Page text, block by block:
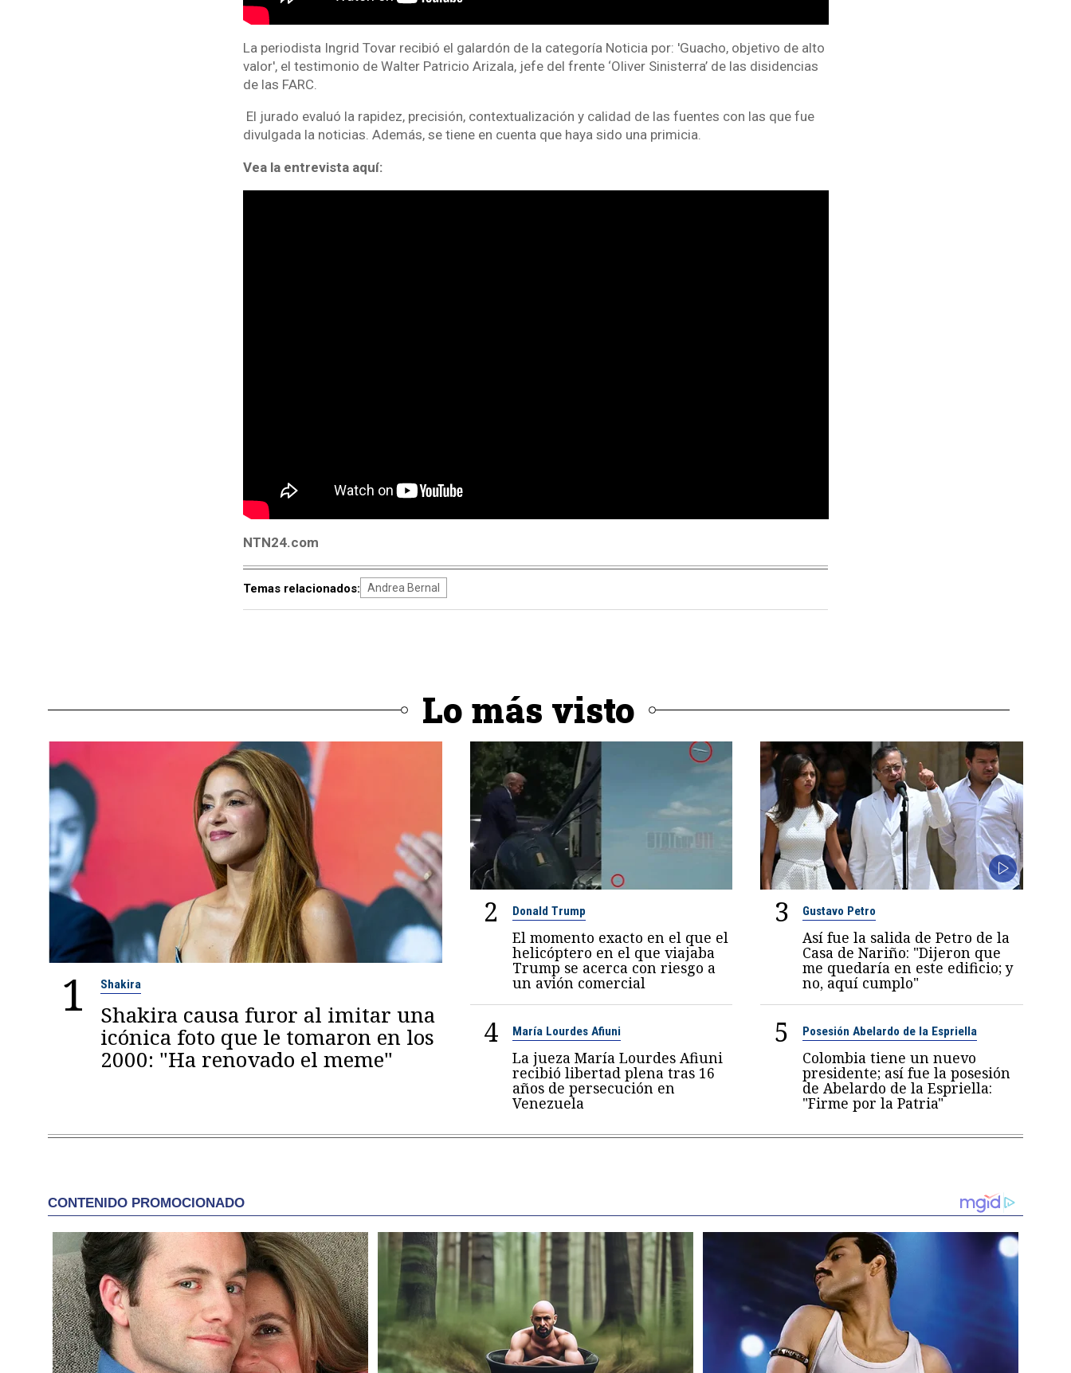
La periodista Ingrid Tovar recibió el galardón de la categoría Noticia por: 'Guacho, objetivo de alto
valor', el testimonio de Walter Patricio Arizala, jefe del frente ‘Oliver Sinisterra’ de las disidencias
de las FARC.
El jurado evaluó la rapidez, precisión, contextualización y calidad de las fuentes con las que fue
divulgada la noticias. Además, se tiene en cuenta que haya sido una primicia.
Vea la entrevista aquí:
NTN24.com
Temas relacionados: Andrea Bernal
Lo más visto
1 Shakira
Shakira causa furor al imitar una
icónica foto que le tomaron en los
2000: "Ha renovado el meme"
2 Donald Trump
El momento exacto en el que el
helicóptero en el que viajaba
Trump se acerca con riesgo a
un avión comercial
3 Gustavo Petro
Así fue la salida de Petro de la
Casa de Nariño: "Dijeron que
me quedaría en este edificio; y
no, aquí cumplo"
4 María Lourdes Afiuni
La jueza María Lourdes Afiuni
recibió libertad plena tras 16
años de persecución en
Venezuela
5 Posesión Abelardo de la Espriella
Colombia tiene un nuevo
presidente; así fue la posesión
de Abelardo de la Espriella:
"Firme por la Patria"